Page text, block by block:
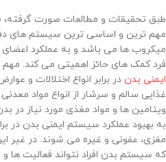
طبق تحقیقات و مطالعات صورت گرفته،
مهم ترین و اساسی ترین سیستم های
میکروب ها می باشد و به عملکرد
فرد کمک های حائز اهمیتی می کند. مهم
ایمنی بدن در برابر انواع اختلالات و
غذایی سالم و سرشار از انواع مواد
ویتامین ها و مواد مغذی مورد نیاز در
به بهبود عملکرد سیستم ایمنی بدن در
مغزی، عفونی و غیره می شوند. در غیر
که سیستم بدن افراد نتواند فعالیت ها